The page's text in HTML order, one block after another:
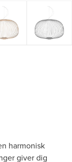
harmonisk
giver dig